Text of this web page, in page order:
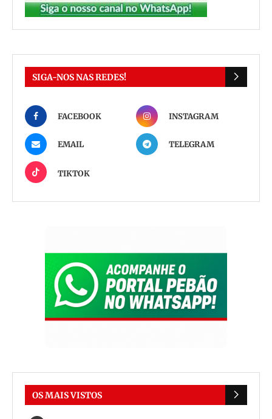
SIGA-NOS NAS REDES!
FACEBOOK INSTAGRAM
EMAIL TELEGRAM
TIKTOK
OS MAIS VISTOS